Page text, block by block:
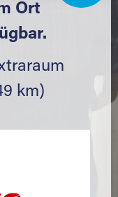
Ort
km)